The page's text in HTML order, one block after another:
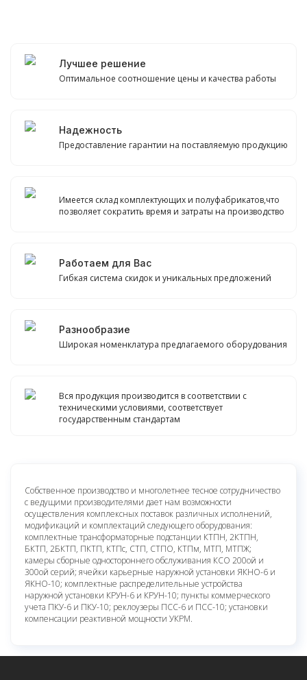
Лучшее решение
Оптимальное соотношение цены и качества работы
Надежность
Предоставление гарантии на поставляемую продукцию
Имеется склад комплектующих и полуфабрикатов,что
позволяет сократить время и затраты на производство
Работаем для Вас
Гибкая система скидок и уникальных предложений
Разнообразие
Широкая номенклатура предлагаемого оборудования
Вся продукция производится в соответствии с
техническими условиями, соответствует
государственным стандартам
Собственное производство и многолетнее тесное сотрудничество
с ведущими производителями дает нам возможности
осуществления комплексных поставок различных исполнений,
модификаций и комплектаций следующего оборудования:
комплектные трансформаторные подстанции КТПН, 2КТПН,
БКТП, 2БКТП, ПКТП, КТПс, СТП, СТПО, КТПм, МТП, МТПЖ;
камеры сборные одностороннего обслуживания КСО 200ой и
300ой серий; ячейки карьерные наружной установки ЯКНО-6 и
ЯКНО-10; комплектные распределительные устройства
наружной установки КРУН-6 и КРУН-10; пункты коммерческого
учета ПКУ-6 и ПКУ-10; реклоузеры ПСС-6 и ПСС-10; установки
компенсации реактивной мощности УКРМ.